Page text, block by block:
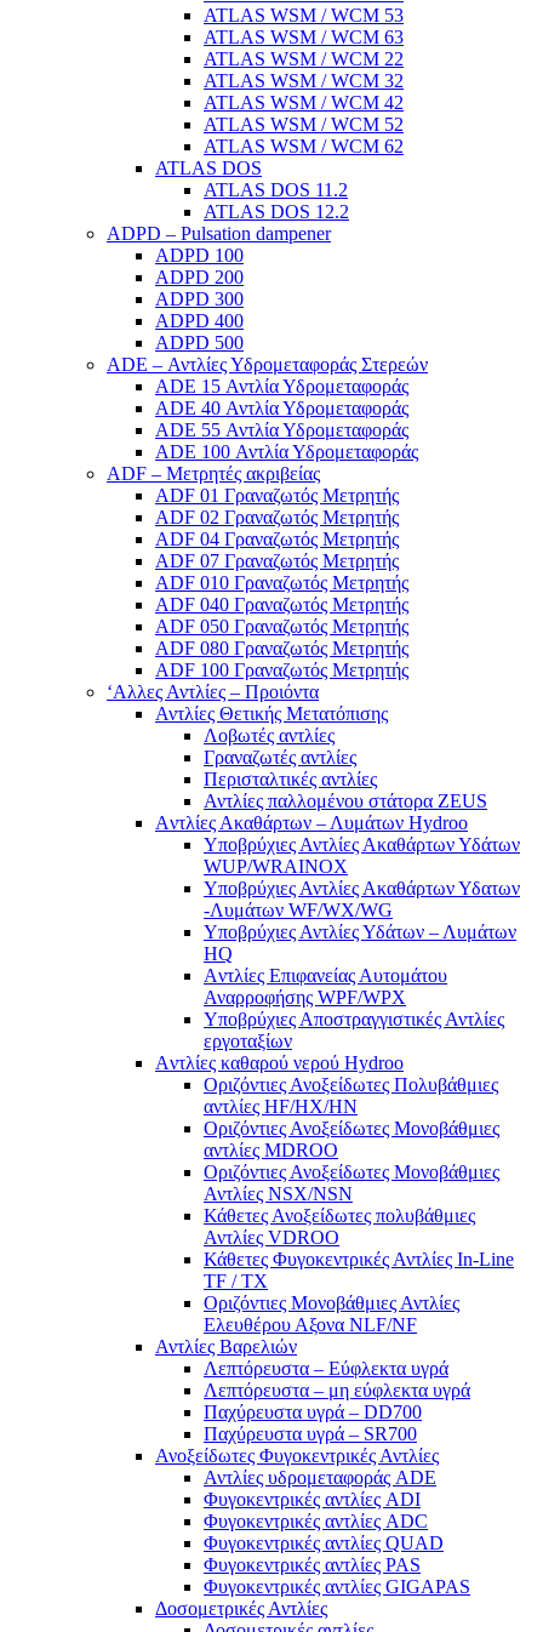
ATLAS WSM / WCM 53
ATLAS WSM / WCM 63
ATLAS WSM / WCM 22
ATLAS WSM / WCM 32
ATLAS WSM / WCM 42
ATLAS WSM / WCM 52
ATLAS WSM / WCM 62
ATLAS DOS
ATLAS DOS 11.2
ATLAS DOS 12.2
ADPD – Pulsation dampener
ADPD 100
ADPD 200
ADPD 300
ADPD 400
ADPD 500
ADE – Αντλίες Υδρομεταφοράς Στερεών
ADE 15 Αντλία Υδρομεταφοράς
ADE 40 Αντλία Υδρομεταφοράς
ADE 55 Αντλία Υδρομεταφοράς
ADE 100 Αντλία Υδρομεταφοράς
ADF – Μετρητές ακριβείας
ADF 01 Γραναζωτός Μετρητής
ADF 02 Γραναζωτός Μετρητής
ADF 04 Γραναζωτός Μετρητής
ADF 07 Γραναζωτός Μετρητής
ADF 010 Γραναζωτός Μετρητής
ADF 040 Γραναζωτός Μετρητής
ADF 050 Γραναζωτός Μετρητής
ADF 080 Γραναζωτός Μετρητής
ADF 100 Γραναζωτός Μετρητής
‘Αλλες Αντλίες – Προιόντα
Αντλίες Θετικής Μετατόπισης
Λοβωτές αντλίες
Γραναζωτές αντλίες
Περισταλτικές αντλίες
Αντλίες παλλομένου στάτορα ZEUS
Aντλίες Ακαθάρτων – Λυμάτων Hydroo
Υποβρύχιες Αντλίες Ακαθάρτων Υδάτων
WUP/WRAINOX
Υποβρύχιες Αντλίες Ακαθάρτων Υδατων
-Λυμάτων WF/WX/WG
Yποβρύχιες Αντλίες Υδάτων – Λυμάτων
ΗQ
Aντλίες Επιφανείας Αυτομάτου
Αναρροφήσης WPF/WPX
Υποβρύχιες Αποστραγγιστικές Αντλίες
εργοταξίων
Aντλίες καθαρού νερού Ηydroo
Οριζόντιες Ανοξείδωτες Πολυβάθμιες
αντλίες ΗF/HX/HN
Οριζόντιες Ανοξείδωτες Μονοβάθμιες
αντλίες ΜDROO
Οριζόντιες Ανοξείδωτες Μονοβάθμιες
Αντλίες ΝSX/NSN
Κάθετες Ανοξείδωτες πολυβάθμιες
Αντλίες VDROO
Κάθετες Φυγοκεντρικές Αντλίες In-Line
TF / TX
Oριζόντιες Μονοβάθμιες Αντλίες
Ελευθέρου Αξονα NLF/NF
Αντλίες Βαρελιών
Λεπτόρευστα – Εύφλεκτα υγρά
Λεπτόρευστα – μη εύφλεκτα υγρά
Παχύρευστα υγρά – DD700
Παχύρευστα υγρά – SR700
Ανοξείδωτες Φυγοκεντρικές Αντλίες
Αντλίες υδρομεταφοράς ADE
Φυγοκεντρικές αντλίες ADI
Φυγοκεντρικές αντλίες ADC
Φυγοκεντρικές αντλίες QUAD
Φυγοκεντρικές αντλίες PAS
Φυγοκεντρικές αντλίες GIGAPAS
Δοσομετρικές Αντλίες